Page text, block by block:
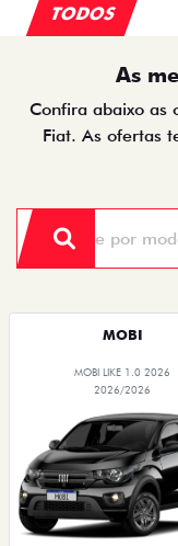
TODOS
As
Confira abaixo as
Fiat. As ofertas
MOBI
MOBI LIKE 1.0 2026
2026/2026